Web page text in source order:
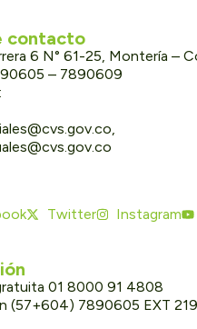
contacto
6 N° 61-25, Montería –
– 7890609
Twitter Instagram
01 8000 91 4808
(57+604) 7890605 EXT 219